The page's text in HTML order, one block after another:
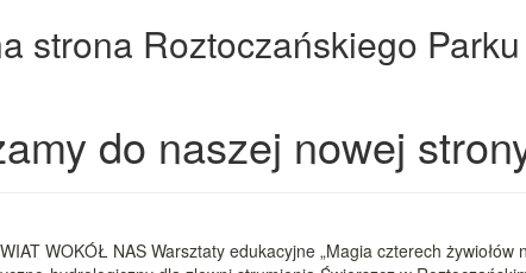
strona Roztoczańskiego
do naszej nowej
WOKÓŁ NAS Warsztaty edukacyjne „Magia czterech żywiołów